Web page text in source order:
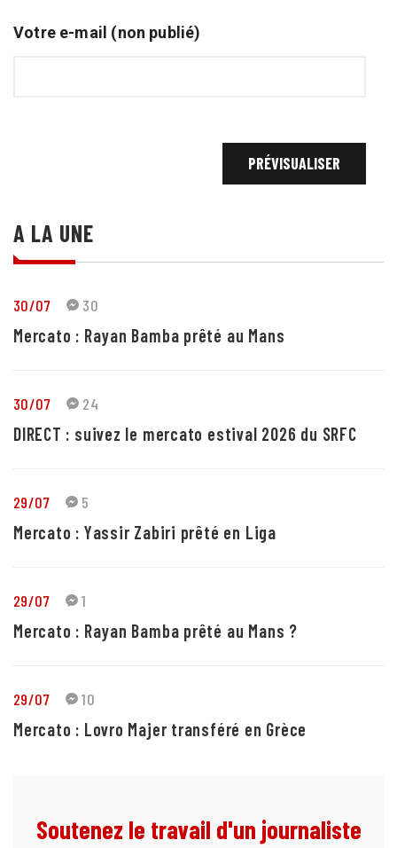
Votre e-mail (non publié)
A LA UNE
30/07 30
Mercato : Rayan Bamba prêté au Mans
30/07 24
DIRECT : suivez le mercato estival 2026 du SRFC
29/07 5
Mercato : Yassir Zabiri prêté en Liga
29/07 1
Mercato : Rayan Bamba prêté au Mans ?
29/07 10
Mercato : Lovro Majer transféré en Grèce
Soutenez le travail d'un journaliste